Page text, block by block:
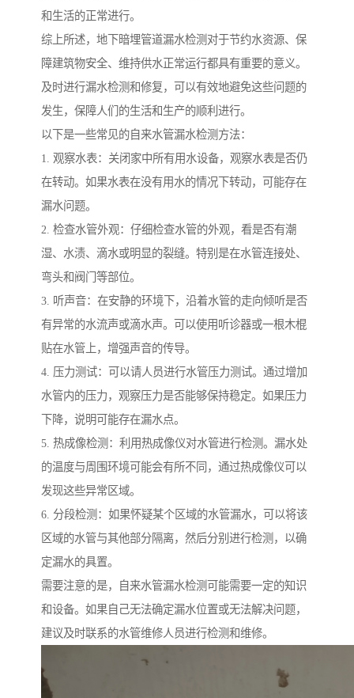
和生活的正常进行。
综上所述，地下暗埋管道漏水检测对于节约水资源、保
障建筑物安全、维持供水正常运行都具有重要的意义。
及时进行漏水检测和修复，可以有效地避免这些问题的
发生，保障人们的生活和生产的顺利进行。
以下是一些常见的自来水管漏水检测方法：
1. 观察水表：关闭家中所有用水设备，观察水表是否仍
在转动。如果水表在没有用水的情况下转动，可能存在
漏水问题。
2. 检查水管外观：仔细检查水管的外观，看是否有潮
湿、水渍、滴水或明显的裂缝。特别是在水管连接处、
弯头和阀门等部位。
3. 听声音：在安静的环境下，沿着水管的走向倾听是否
有异常的水流声或滴水声。可以使用听诊器或一根木棍
贴在水管上，增强声音的传导。
4. 压力测试：可以请人员进行水管压力测试。通过增加
水管内的压力，观察压力是否能够保持稳定。如果压力
下降，说明可能存在漏水点。
5. 热成像检测：利用热成像仪对水管进行检测。漏水处
的温度与周围环境可能会有所不同，通过热成像仪可以
发现这些异常区域。
6. 分段检测：如果怀疑某个区域的水管漏水，可以将该
区域的水管与其他部分隔离，然后分别进行检测，以确
定漏水的具置。
需要注意的是，自来水管漏水检测可能需要一定的知识
和设备。如果自己无法确定漏水位置或无法解决问题，
建议及时联系的水管维修人员进行检测和维修。